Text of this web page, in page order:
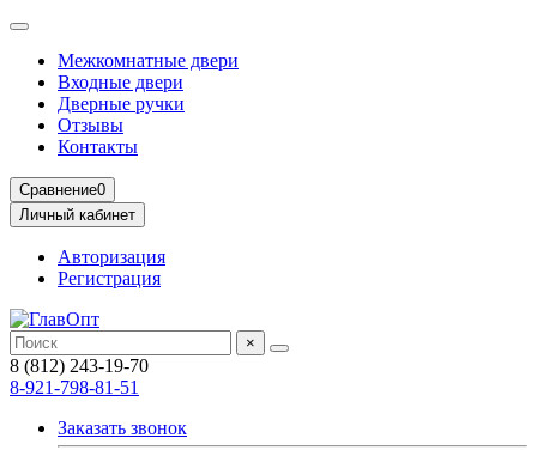
Межкомнатные двери
Входные двери
Дверные ручки
Отзывы
Контакты
Сравнение0
Личный кабинет
Авторизация
Регистрация
×
8 (812) 243-19-70
8-921-798-81-51
Заказать звонок